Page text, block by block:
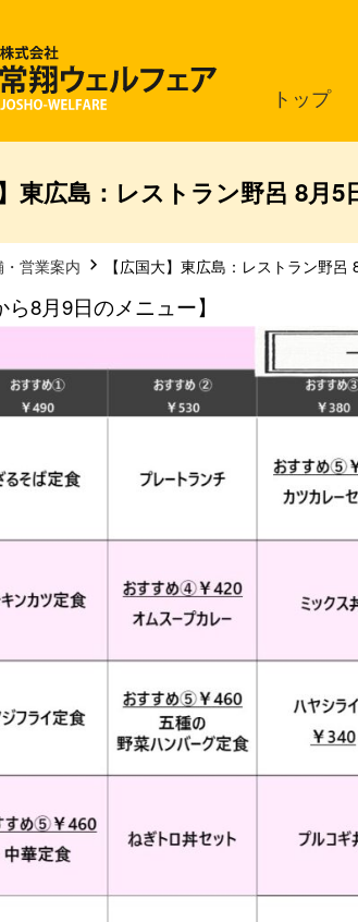
トップ
】東広島：レストラン野呂 8月
・営業案内 【広国大】東広島：レストラン野
ら8月9日のメニュー】